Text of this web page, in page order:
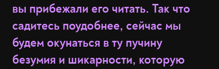
вы прибежали его читать. Так что
садитесь поудобнее, сейчас мы
будем окунаться в ту пучину
безумия и шикарности, которую